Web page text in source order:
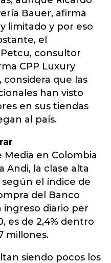
Bauer, afirma
limitado y por eso
el
consultor
CPP Luxury
que las
han visto
en sus tiendas
al país.
Media en Colombia
Andi, la clase alta
el índice de
del Banco
diario per
es de 2,4% dentro
millones.
siendo pocos los